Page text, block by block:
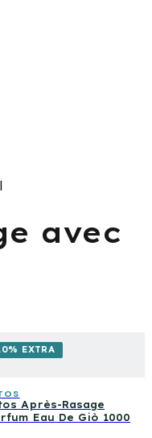
avec
EXTRA
Après-Rasage
Eau De Giò 1000